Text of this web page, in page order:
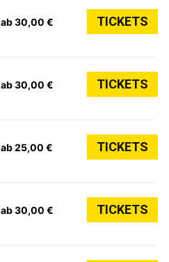
ab 30,00 € TICKETS
ab 30,00 € TICKETS
ab 25,00 € TICKETS
ab 30,00 € TICKETS